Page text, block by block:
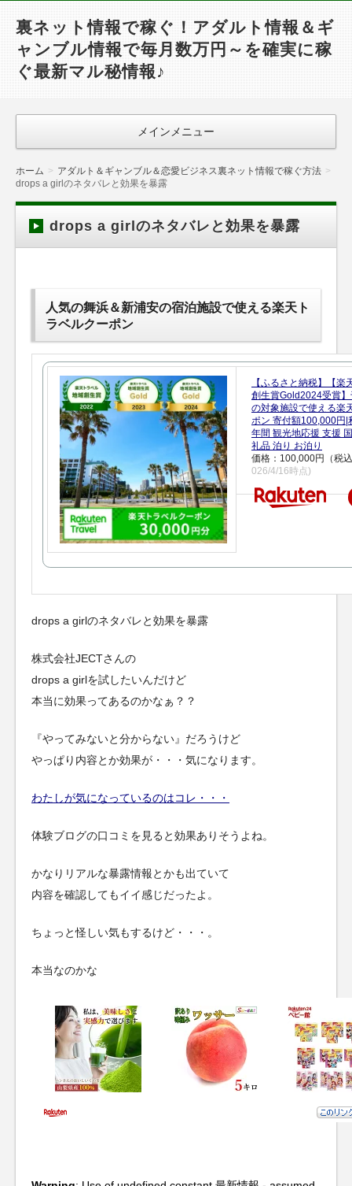
裏ネット情報で稼ぐ！アダルト情報＆ギ
ャンブル情報で毎月数万円～を確実に稼
ぐ最新マル秘情報♪
メインメニュー
ホーム
アダルト＆ギャンブル＆恋愛ビジネス裏ネット情報で稼ぐ方法
drops a girlのネタバレと効果を暴露
drops a girlのネタバレと効果を暴露
人気の舞浜＆新浦安の宿泊施設で使える楽天ト
ラベルクーポン
【ふるさと納税】【楽
創生賞Gold2024受賞
の対象施設で使える楽
ポン 寄付額100,000円|
年間 観光地応援 支援
礼品 泊り お泊り
価格：100,000円（税
026/4/16時点)
drops a girlのネタバレと効果を暴露
株式会社JECTさんの
drops a girlを試したいんだけど
本当に効果ってあるのかなぁ？？
『やってみないと分からない』だろうけど
やっぱり内容とか効果が・・・気になります。
わたしが気になっているのはコレ・・・
体験ブログの口コミを見ると効果ありそうよね。
かなりリアルな暴露情報とかも出ていて
内容を確認してもイイ感じだったよ。
ちょっと怪しい気もするけど・・・。
本当なのかな